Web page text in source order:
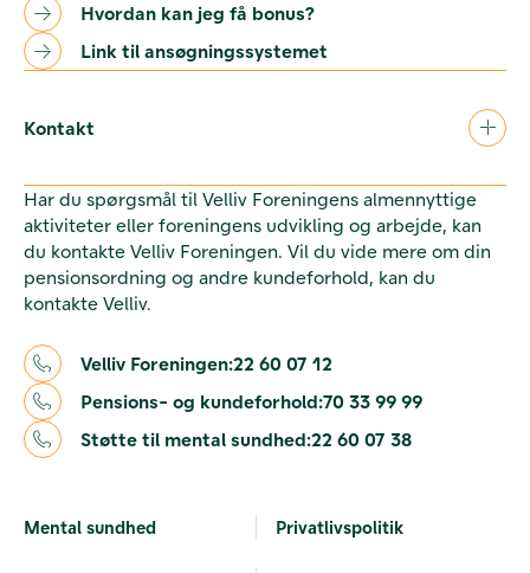
Hvordan kan jeg få bonus?
Link til ansøgningssystemet
Kontakt
Har du spørgsmål til Velliv Foreningens almennyttige
aktiviteter eller foreningens udvikling og arbejde, kan
du kontakte Velliv Foreningen. Vil du vide mere om din
pensionsordning og andre kundeforhold, kan du
kontakte Velliv.
Velliv Foreningen:22 60 07 12
Pensions- og kundeforhold:70 33 99 99
Støtte til mental sundhed:22 60 07 38
Mental sundhed Privatlivspolitik